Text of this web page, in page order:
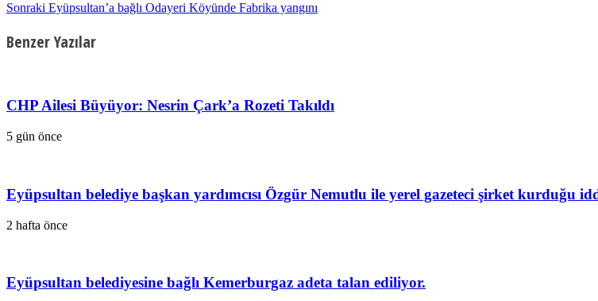
Sonraki Eyüpsultan’a bağlı Odayeri Köyünde Fabrika yangını
Benzer Yazılar
CHP Ailesi Büyüyor: Nesrin Çark’a Rozeti Takıldı
5 gün önce
Eyüpsultan belediye başkan yardımcısı Özgür Nemutlu ile yerel gazeteci şirket kurduğu
2 hafta önce
Eyüpsultan belediyesine bağlı Kemerburgaz adeta talan ediliyor.